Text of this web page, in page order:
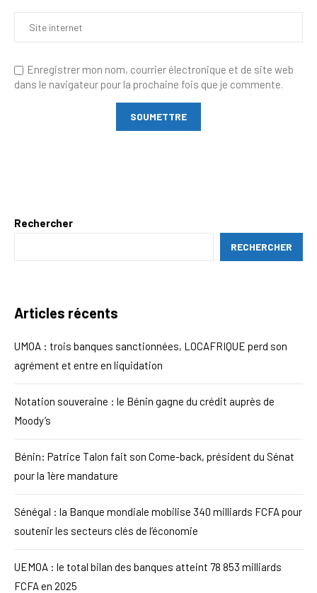
Enregistrer mon nom, courrier électronique et de site web
dans le navigateur pour la prochaine fois que je commente.
Rechercher
RECHERCHER
Articles récents
UMOA : trois banques sanctionnées, LOCAFRIQUE perd son
agrément et entre en liquidation
Notation souveraine : le Bénin gagne du crédit auprès de
Moody’s
Bénin: Patrice Talon fait son Come-back, président du Sénat
pour la 1ère mandature
Sénégal : la Banque mondiale mobilise 340 milliards FCFA pour
soutenir les secteurs clés de l’économie
UEMOA : le total bilan des banques atteint 78 853 milliards
FCFA en 2025